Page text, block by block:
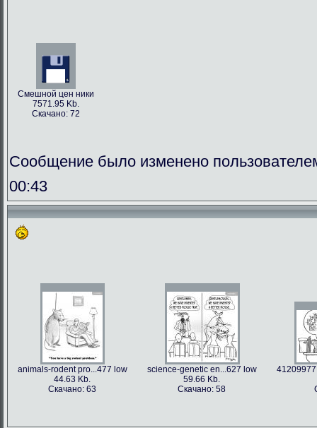
Смешной цен ники
7571.95 Kb.
Скачано: 72
Сообщение было изменено
00:43
animals-rodent pro...477 low
44.63 Kb.
Скачано: 63
science-genetic en...627 low
59.66 Kb.
Скачано: 58